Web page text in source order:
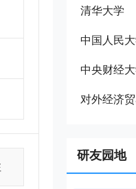
知名
和提
“青
的校园
学院
、铜
生活
清华大学
中国人民
中央财经
对外经济
研友园地